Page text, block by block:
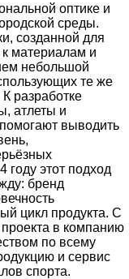
оптике и
среды.
созданной для
материалам и
небольшой
те же
разработке
атлеты и
выводить
году этот подход
бренд
цикл продукта. С
в компанию
по всему
и сервис
спорта.